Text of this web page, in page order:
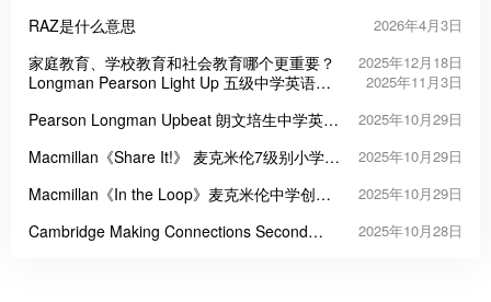
RAZ是什么意思 2026年4月3日
家庭教育、学校教育和社会教育哪个更重要？ 2025年12月18日
Longman Pearson Light Up 五级中学英语教
2025年11月3日
Pearson Longman Upbeat 朗文培生中学英语
2025年10月29日
Macmillan《Share It!》 麦克米伦7级别小学英
2025年10月29日
Macmillan《In the Loop》麦克米伦中学创新
2025年10月29日
Cambridge Making Connections Second
2025年10月28日